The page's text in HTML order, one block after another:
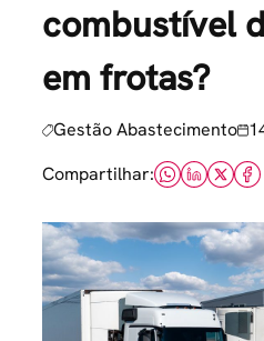
combustível
em frotas?
Gestão Abastecimento
Compartilhar: